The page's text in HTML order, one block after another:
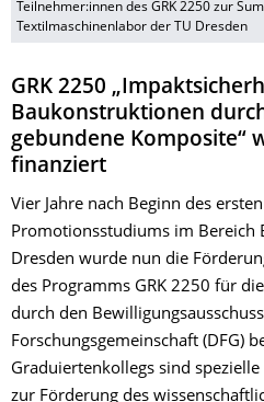
Teilnehmer:innen des GRK 2250 zur
Textilmaschinenlabor der TU Dresden
GRK 2250
Baukonstruktionen
gebundene Komposite“
finanziert
Vier Jahre nach Beginn des
Promotionsstudiums im Bereich
Dresden wurde nun die
des Programms GRK 2250 für
durch den
Forschungsgemeinschaft (DFG)
Graduiertenkollegs sind
zur Förderung des